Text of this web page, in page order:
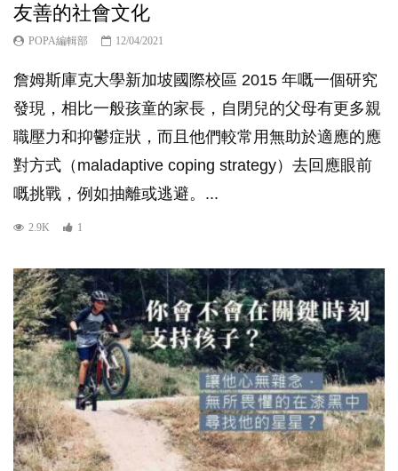
友善的社會文化
POPA編輯部 12/04/2021
詹姆斯庫克大學新加坡國際校區 2015 年嘅一個研究
發現，相比一般孩童的家長，自閉兒的父母有更多親
職壓力和抑鬱症狀，而且他們較常用無助於適應的應
對方式（maladaptive coping strategy）去回應眼前
嘅挑戰，例如抽離或逃避。...
2.9K 1